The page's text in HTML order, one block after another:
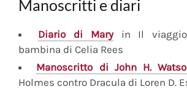
Manoscritti e diari
Diariodi Maryin Il viaggio
bambina di Celia Rees
Manoscritto di John H.
Holmes contro Dracula di Loren D.